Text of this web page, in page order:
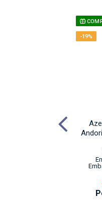
-19%